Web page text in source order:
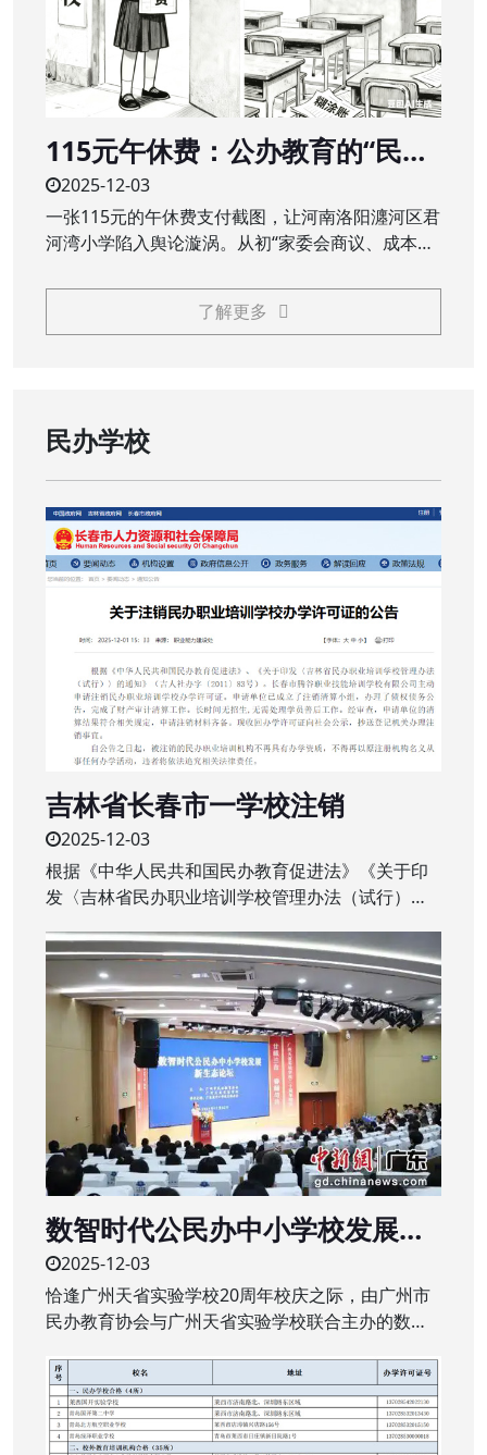
115元午休费：公办教育的“民生
账”不能是“糊涂账”
2025-12-03
一张115元的午休费支付截图，让河南洛阳瀍河区君
河湾小学陷入舆论漩涡。从初“家委会商议、成本价
这场看似不大的争议，触碰了公众对公办教育公益
属性的核心关切，义务教育阶段，本应普惠的校园
了解更多
民办学校
吉林省长春市一学校注销
2025-12-03
根据《中华人民共和国民办教育促进法》《关于印
发〈吉林省民办职业培训学校管理办法（试行）〉
数智时代公民办中小学校发展新
生态研讨会举行
2025-12-03
恰逢广州天省实验学校20周年校庆之际，由广州市
民办教育协会与广州天省实验学校联合主办的数智
校举行。